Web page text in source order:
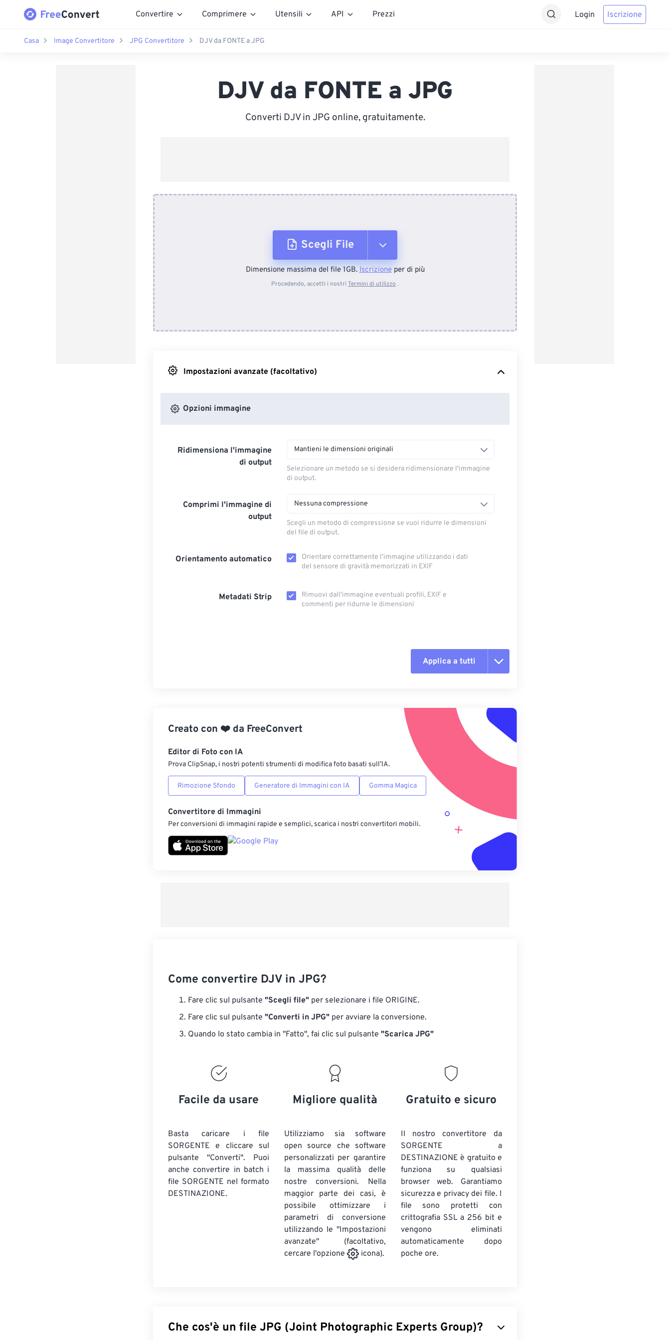
Convertire Comprimere Utensili API Prezzi Login Iscrizione
Casa Image Convertitore JPG Convertitore DJV da FONTE a JPG
DJV da FONTE a JPG
Converti DJV in JPG online, gratuitamente.
Scegli File
Dal dispositivo
Dimensione massima del file 1GB.Iscrizioneper di più
Procedendo, accetti i nostri Termini di utilizzo .
Impostazioni avanzate (facoltativo)
Opzioni immagine
Ridimensiona l'immagine
di output
Mantieni le dimensioni originali
Selezionare un metodo se si desidera ridimensionare l'immagine
di output.
Comprimi l'immagine di
output
Nessuna compressione
Scegli un metodo di compressione se vuoi ridurre le dimensioni
del file di output.
Orientamento automatico
Orientare correttamente l'immagine utilizzando i dati
del sensore di gravità memorizzati in EXIF
Metadati Strip
Rimuovi dall'immagine eventuali profili, EXIF ​​e
commenti per ridurne le dimensioni
Applica a tutti
Applica da preimpostazione
Salva come predefinito
Creato con ❤️ da FreeConvert
Editor di Foto con IA
Prova ClipSnap, i nostri potenti strumenti di modifica foto basati sull’IA.
Rimozione Sfondo Generatore di Immagini con IA Gomma Magica
Convertitore di Immagini
Per conversioni di immagini rapide e semplici, scarica i nostri convertitori mobili.
Come convertire DJV in JPG?
Fare clic sul pulsante "Scegli file" per selezionare i file ORIGINE.
Fare clic sul pulsante "Converti in JPG" per avviare la conversione.
Quando lo stato cambia in "Fatto", fai clic sul pulsante "Scarica JPG"
Facile da usare
Basta caricare i file
SORGENTE e cliccare sul
pulsante "Converti". Puoi
anche convertire in batch i
file SORGENTE nel formato
DESTINAZIONE.
Migliore qualità
Utilizziamo sia software
open source che software
personalizzati per garantire
la massima qualità delle
nostre conversioni. Nella
maggior parte dei casi, è
possibile ottimizzare i
parametri di conversione
utilizzando le "Impostazioni
avanzate" (facoltativo,
cercare l'opzione
icona).
Gratuito e sicuro
Il nostro convertitore da
SORGENTE a
DESTINAZIONE è gratuito e
funziona su qualsiasi
browser web. Garantiamo
sicurezza e privacy dei file. I
file sono protetti con
crittografia SSL a 256 bit e
vengono eliminati
automaticamente dopo
poche ore.
Che cos'è un file JPG (Joint Photographic Experts Group)?